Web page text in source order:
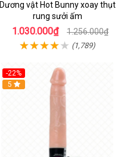
Dương vật Hot Bunny xoay thụt
rung sưởi ấm
1.030.000₫ 1.256.000₫
(1,789)
-22%
Hot
5